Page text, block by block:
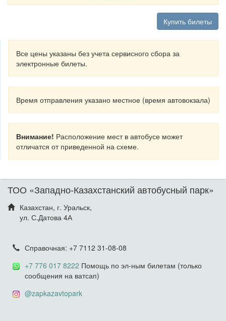
Купить билеты
Все цены указаны без учета сервисного сбора за
электронные билеты.
Время отправления указано местное (время автовокзала)
Внимание! Расположение мест в автобусе может
отличатся от приведенной на схеме.
ТОО «Западно-Казахстанский автобусный парк»
Казахстан, г. Уральск,
ул. С.Датова 4А
Справочная: +7 7112 31-08-08
+7 776 017 8222 Помощь по эл-ным билетам (только
сообщения на ватсап)
@zapkazavtopark